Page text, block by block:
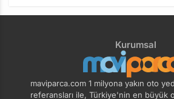
Kurumsal
maviparca.com 1 milyona yakın oto
referansları ile, Türkiye'nin en büyük